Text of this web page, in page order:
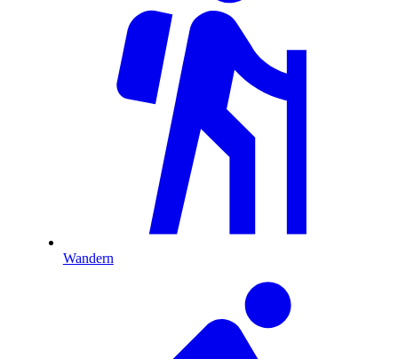
Wandern